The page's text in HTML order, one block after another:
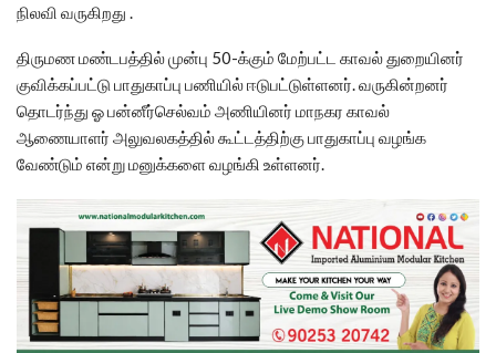
நிலவி வருகிறது .
திருமண மண்டபத்தில் முன்பு 50-க்கும் மேற்பட்ட காவல் துறையினர்
குவிக்கப்பட்டு பாதுகாப்பு பணியில் ஈடுபட்டுள்ளனர். வருகின்றனர்
தொடர்ந்து ஓ பன்னீர்செல்வம் அணியினர் மாநகர காவல்
ஆணையாளர் அலுவலகத்தில் கூட்டத்திற்கு பாதுகாப்பு வழங்க
வேண்டும் என்று மனுக்களை வழங்கி உள்ளனர்.